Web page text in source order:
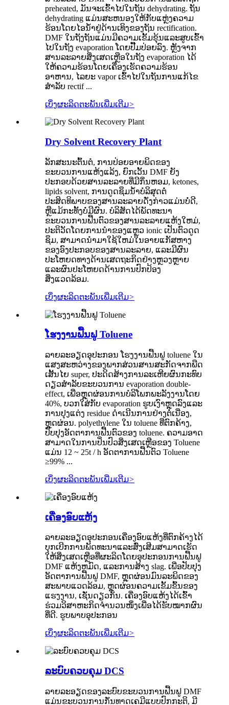
preheated, ມັນຈະເຂົ້າໄປໃນຖັນ dehydrating. ຖັນ
dehydrating ແມ່ນສະຫນອງໃຫ້ກັບແຫຼ່ງຄວາມ
ຮ້ອນໂດຍໄອນ້ໍາຢູ່ດ້ານເທິງຂອງຖັນ rectification.
DMF ໃນຖັງຖັນແມ່ນມີຄວາມເຂັ້ມຂຸ້ນແລະສູບເຂົ້າ
ໄປໃນຖັງ evaporation ໂດຍປັ໊ມປ່ອຍລົງ. ຫຼັງຈາກ
ສານລະລາຍສິ່ງເສດເຫຼືອໃນຖັງ evaporation ໄດ້
ໃຫ້ຄວາມຮ້ອນໂດຍເຄື່ອງເຮັດຄວາມຮ້ອນ
ອາຫານ, ໄລຍະ vapor ເຂົ້າໄປໃນຖັນການແກ້ໄຂ
ສໍາລັບ rectif ...
ເບິ່ງຜະລິດຕະພັນເພີ່ມເຕີມ>
Dry Solvent Recovery Plant
ລັກສະນະຕົ້ນຕໍ, ການປ່ອຍອາຍພິດຂອງ
ຂະບວນການແຫ້ງແລ້ງ, ຍົກເວັ້ນ DMF ຍັງ
ປະກອບດ້ວຍສານລະລາຍທີ່ມີກິ່ນຫອມ, ketones,
lipids solvent, ການດູດຊຶມນ້ໍາບໍລິສຸດຕໍ່
ປະສິດທິພາບຂອງສານລະລາຍດັ່ງກ່າວແມ່ນບໍ່ດີ,
ຫຼືແມ້ກະທັ້ງບໍ່ມີຜົນ. ບໍລິສັດໄດ້ພັດທະນາ
ຂະບວນການຟື້ນຕົວຂອງສານລະລາຍແຫ້ງໃຫມ່,
ປະຕິວັດໂດຍການນໍາຂອງແຫຼວ ionic ເປັນຕົວດູດ
ຊຶມ, ສາມາດນໍາມາໃຊ້ໃຫມ່ໃນອາຍແກັສຫາງ
ຂອງອົງປະກອບຂອງສານລະລາຍ, ແລະມີຜົນ
ປະໂຫຍດທາງດ້ານເສດຖະກິດຢ່າງຫຼວງຫຼາຍ
ແລະຜົນປະໂຫຍດດ້ານການປົກປ້ອງ
ສິ່ງແວດລ້ອມ.
ເບິ່ງຜະລິດຕະພັນເພີ່ມເຕີມ>
ໂຮງງານຟື້ນຟູ Toluene
ລາຍລະອຽດອຸປະກອນ ໂຮງງານຟື້ນຟູ toluene ໃນ
ແສງສະຫວ່າງຂອງພາກສ່ວນສານສະກັດຈາກພືດ
ເສັ້ນໄຍ super, ປະດິດສ້າງການລະເຫີຍຜົນກະທົບ
ດຽວສໍາລັບຂະບວນການ evaporation double-
effect, ເພື່ອຫຼຸດຜ່ອນການບໍລິໂພກພະລັງງານໂດຍ
40%, ບວກໃສ່ກັບ evaporation ຮູບເງົາຫຼຸດລົງແລະ
ການປຸງແຕ່ງ residue ດໍາເນີນການຢ່າງຕໍ່ເນື່ອງ,
ຫຼຸດຜ່ອນ. polyethylene ໃນ toluene ທີ່ຕົກຄ້າງ,
ປັບປຸງອັດຕາການຟື້ນຕົວຂອງ toluene. ຄວາມອາດ
ສາມາດໃນການປິ່ນປົວສິ່ງເສດເຫຼືອຂອງ Toluene
ແມ່ນ 12 ~ 25t / h ອັດຕາການຟື້ນຕົວ Toluene
≥99% ...
ເບິ່ງຜະລິດຕະພັນເພີ່ມເຕີມ>
ເຄື່ອງອົບແຫ້ງ
ລາຍລະອຽດອຸປະກອນເຄື່ອງອົບແຫ້ງທີ່ຕົກຄ້າງໄດ້
ບຸກເບີກການພັດທະນາແລະສົ່ງເສີມສາມາດເຮັດ
ໃຫ້ສິ່ງເສດເຫຼືອທີ່ຜະລິດໂດຍອຸປະກອນການຟື້ນຟູ
DMF ແຫ້ງຫມົດ, ແລະການສ້າງ slag. ເພື່ອປັບປຸງ
ອັດຕາການຟື້ນຟູ DMF, ຫຼຸດຜ່ອນມົນລະພິດຂອງ
ສະພາບແວດລ້ອມ, ຫຼຸດຜ່ອນຄວາມເຂັ້ມຂົ້ນຂອງ
ແຮງງານ, ເຊັ່ນດຽວກັນ. ເຄື່ອງ​ອົບ​ແຫ້ງ​ໄດ້​ເຂົ້າ​
ຮ່ວມ​ວິ​ສາ​ຫະກິດ​ຈຳນວນ​ໜຶ່ງ​ເພື່ອ​ໄດ້​ຮັບ​ໝາກຜົນ​
ທີ່​ດີ. ຮູບພາບອຸປະກອນ
ເບິ່ງຜະລິດຕະພັນເພີ່ມເຕີມ>
ລະບົບຄວບຄຸມ DCS
ລາຍລະອຽດຂອງລະບົບຂະບວນການຟື້ນຟູ DMF
ແມ່ນຂະບວນການກັ່ນທາດເຄມີແບບປົກກະຕິ, ມີ